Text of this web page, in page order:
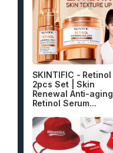
SKINTIFIC - Retinol
2pcs Set | Skin
Renewal Anti-aging
Retinol Serum...